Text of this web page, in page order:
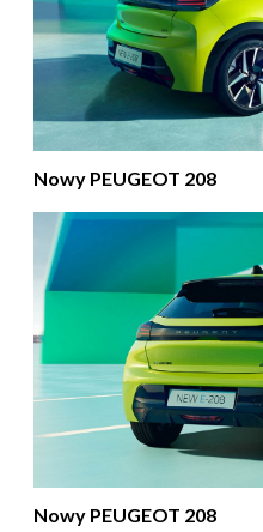
Nowy PEUGEOT 208
Nowy PEUGEOT 208